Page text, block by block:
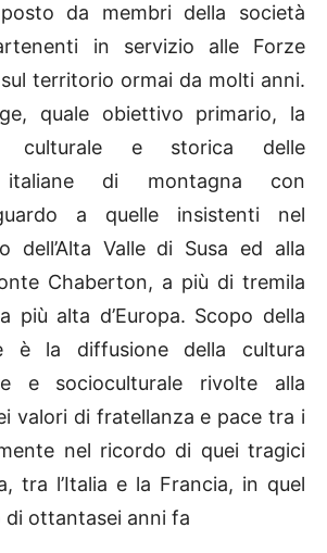
da membri della società
in servizio alle Forze
territorio ormai da molti anni.
quale obiettivo primario, la
culturale e storica delle
italiane di montagna con
a quelle insistenti nel
dell’Alta Valle di Susa ed alla
Chaberton, a più di tremila
più alta d’Europa. Scopo della
è la diffusione della cultura
e socioculturale rivolte alla
valori di fratellanza e pace tra i
nel ricordo di quei tragici
tra l’Italia e la Francia, in quel
ottantasei anni fa